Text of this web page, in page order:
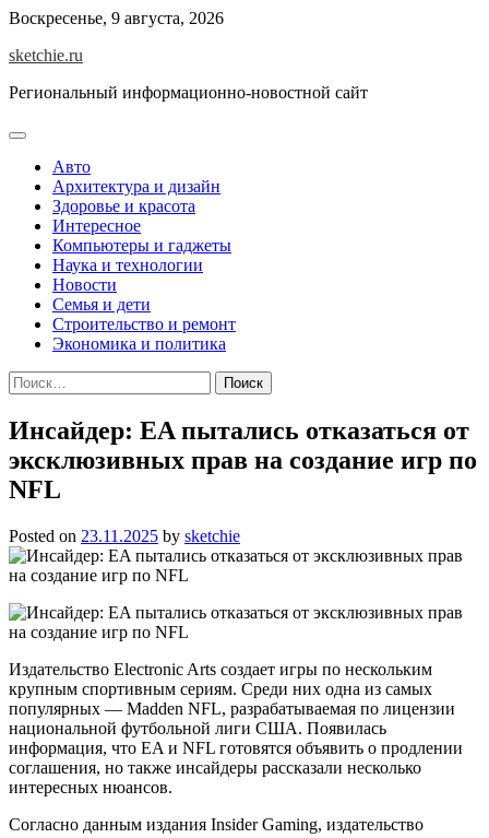
Skip
content
Воскресенье, 9 августа, 2026
sketchie.ru
Региональный информационно-новостной сайт
Авто
Архитектура и дизайн
Здоровье и красота
Интересное
Компьютеры и гаджеты
Наука и технологии
Новости
Семья и дети
Строительство и ремонт
Экономика и политика
Найти:
Инсайдер: EA пытались отказаться от
эксклюзивных прав на создание игр по
NFL
Posted on 23.11.2025 by sketchie
Издательство Electronic Arts создает игры по нескольким
крупным спортивным сериям. Среди них одна из самых
популярных — Madden NFL, разрабатываемая по лицензии
национальной футбольной лиги США. Появилась
информация, что EA и NFL готовятся объявить о продлении
соглашения, но также инсайдеры рассказали несколько
интересных нюансов.
Согласно данным издания Insider Gaming, издательство